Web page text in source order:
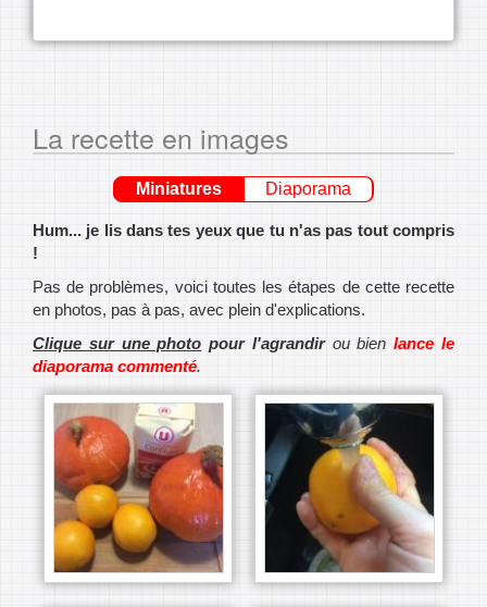
La recette en images
Miniatures Diaporama
Hum... je lis dans tes yeux que tu n'as pas tout compris
!
Pas de problèmes, voici toutes les étapes de cette recette
en photos, pas à pas, avec plein d'explications.
Clique sur une photo pour l'agrandirou bienlance le
diaporama commenté.